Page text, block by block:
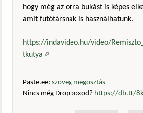
hogy még az orra bukást is képes
amit futótársnak is használhatunk.
https://indavideo.hu/video/
tkutya(külső hivatkozás)
Paste.ee: szöveg megosztás
Nincs még Dropboxod? https://db.tt/